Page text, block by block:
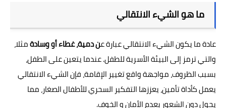
ما هو الشيء الانتقالي
عادة ما يكون الشيء الانتقالي عبارة عن دمية، غطاء أو وسادةمثلا،
والتي ترمز إلى البيئة الأسرية للطفل. عندما يتعين على الطفل،
بسبب الظروف، مواجهة واقع تغيير الإقامة، فإن الشيء الانتقالي
يعمل كأداة تأمين، يعززها التفكير السحري للأطفال الصغار، مما
يحول دون الشعور بعدم الأمان و الخوف.